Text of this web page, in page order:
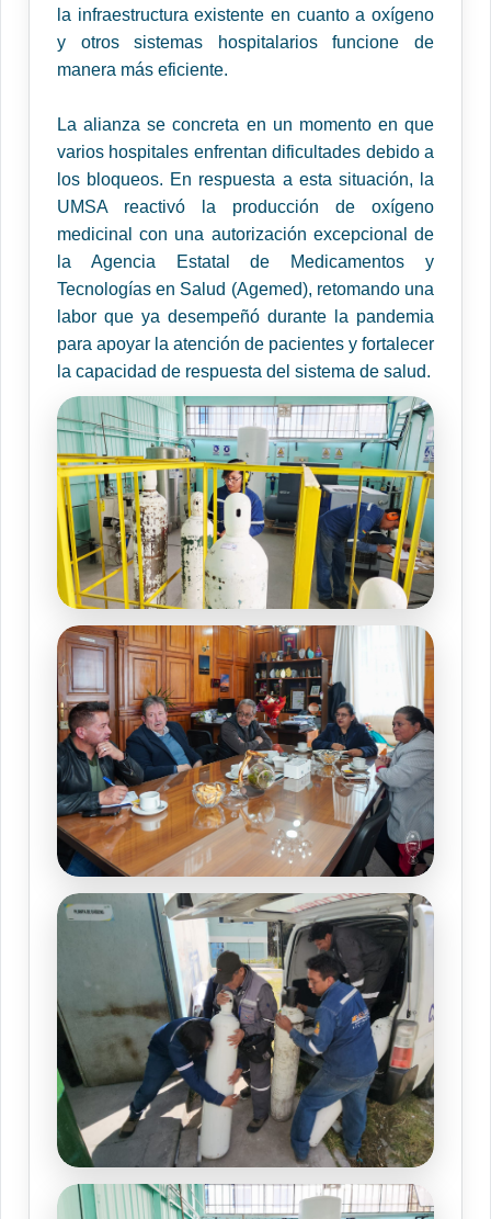
la infraestructura existente en cuanto a oxígeno
y otros sistemas hospitalarios funcione de
manera más eficiente.
La alianza se concreta en un momento en que
varios hospitales enfrentan dificultades debido a
los bloqueos. En respuesta a esta situación, la
UMSA reactivó la producción de oxígeno
medicinal con una autorización excepcional de
la Agencia Estatal de Medicamentos y
Tecnologías en Salud (Agemed), retomando una
labor que ya desempeñó durante la pandemia
para apoyar la atención de pacientes y fortalecer
la capacidad de respuesta del sistema de salud.